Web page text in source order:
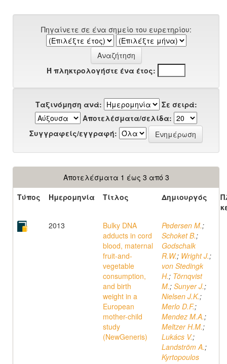
Πηγαίνετε σε ένα σημείο του ευρετηρίου:
Ή πληκτρολογήστε ένα έτος:
Ταξινόμηση ανά:
Σε σειρά:
Αποτελέσματα/σελίδα:
Συγγραφείς/εγγραφή:
Αποτελέσματα 1 έως 3 από 3
Τύπος
Ημερομηνία Τίτλος Δημιουργός
2013
Bulky DNA
adducts in cord
blood, maternal
fruit-and-
vegetable
consumption,
and birth
weight in a
European
mother-child
study
(NewGeneris)
Pedersen M.;
Schoket B.;
Godschalk
R.W.; Wright J.;
von Stedingk
H.; Törnqvist
M.; Sunyer J.;
Nielsen J.K.;
Merlo D.F.;
Mendez M.A.;
Meltzer H.M.;
Lukács V.;
Landström A.;
Kyrtopoulos